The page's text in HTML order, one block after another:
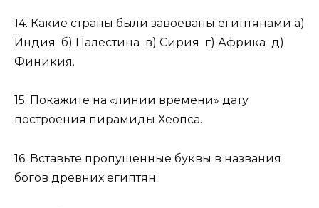
14. Какие страны были завоеваны египтянами а)
Индия б) Палестина в) Сирия г) Африка д)
Финикия.
15. Покажите на «линии времени» дату
построения пирамиды Хеопса.
16. Вставьте пропущенные буквы в названия
богов древних египтян.